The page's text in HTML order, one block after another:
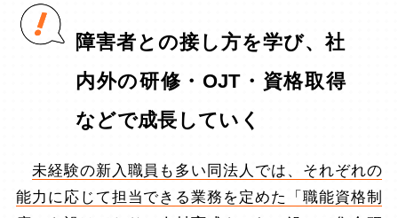
障害者との接し方を学び、社
内外の研修・OJT・資格取得
などで成長していく
未経験の新入職員も多い同法人では、それぞれの
能力に応じて担当できる業務を定めた「職能資格制